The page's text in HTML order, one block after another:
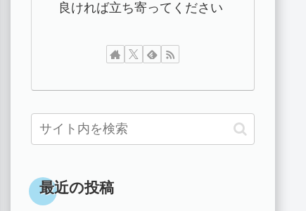
良ければ立ち寄ってください
最近の投稿